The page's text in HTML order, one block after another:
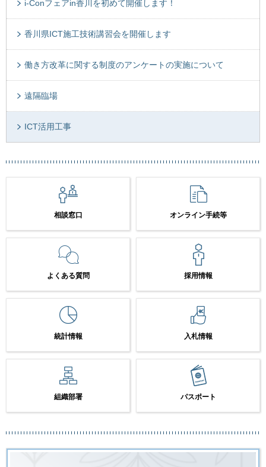
i-Conフェアin香川を初めて開催します！
香川県ICT施工技術講習会を開催します
働き方改革に関する制度のアンケートの実施について
遠隔臨場
ICT活用工事
相談窓口 オンライン手続等
よくある質問 採用情報
統計情報 入札情報
組織部署 パスポート